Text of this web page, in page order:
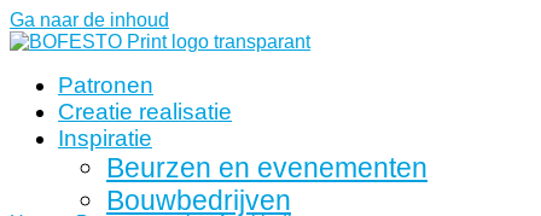
Ga naar de inhoud
Patronen
Creatie realisatie
Inspiratie
Beurzen en evenementen
Bouwbedrijven